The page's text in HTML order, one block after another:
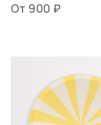
От 900 ₽